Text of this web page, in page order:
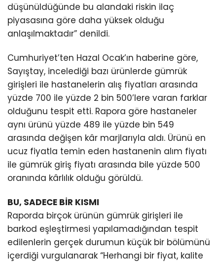
düşünüldüğünde bu alandaki riskin ilaç
piyasasına göre daha yüksek olduğu
anlaşılmaktadır” denildi.
Cumhuriyet’ten Hazal Ocak’ın haberine göre,
Sayıştay, incelediği bazı ürünlerde gümrük
girişleri ile hastanelerin alış fiyatları arasında
yüzde 700 ile yüzde 2 bin 500’lere varan farklar
olduğunu tespit etti. Rapora göre hastaneler
aynı ürünü yüzde 489 ile yüzde bin 549
arasında değişen kâr marjlarıyla aldı. Ürünü en
ucuz fiyatla temin eden hastanenin alım fiyatı
ile gümrük giriş fiyatı arasında bile yüzde 500
oranında kârlılık olduğu görüldü.
BU, SADECE BİR KISMI
Raporda birçok ürünün gümrük girişleri ile
barkod eşleştirmesi yapılamadığından tespit
edilenlerin gerçek durumun küçük bir bölümünü
içerdiği vurgulanarak “Herhangi bir fiyat, kalite